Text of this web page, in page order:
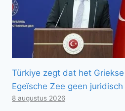
Türkiye zegt dat het
Egeïsche Zee geen
8 augustus 2026